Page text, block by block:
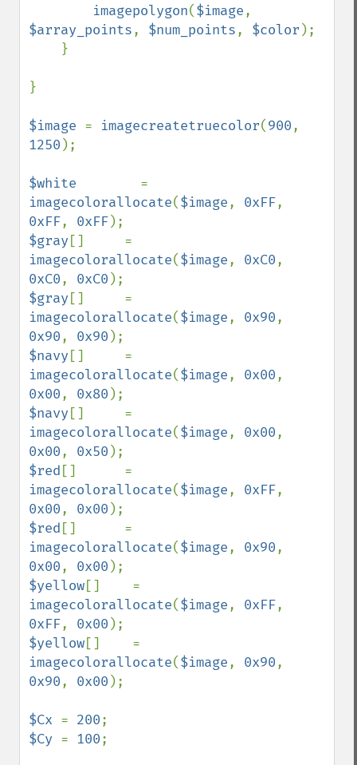
imagepolygon($image
$array_points, $num_points, $color );
}
$image = imagecreatetruecolor(900
1250 );
$white
imagecolorallocate($image, 0xFF
0xFF, 0xFF
$gray
imagecolorallocate($image, 0xC0
0xC0, 0xC0
$gray
imagecolorallocate($image, 0x90
0x90, 0x90
$navy
imagecolorallocate($image, 0x00
0x00, 0x80
$navy
imagecolorallocate($image, 0x00
0x00, 0x50
$red
imagecolorallocate($image, 0xFF
0x00, 0x00
$red
imagecolorallocate($image, 0x90
0x00, 0x00
$yellow
imagecolorallocate($image, 0xFF
0xFF, 0x00
$yellow
imagecolorallocate($image, 0x90
0x90, 0x00 );
$Cx = 200
$Cy = 100;